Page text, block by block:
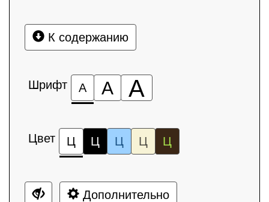
К содержанию
Шрифт А А А
Цвет Ц Ц Ц Ц Ц
Дополнительно